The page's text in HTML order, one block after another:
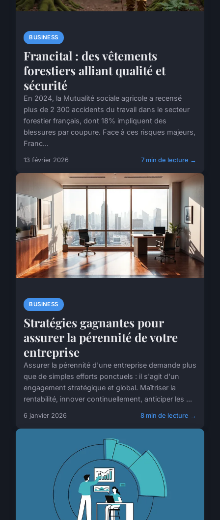
BUSINESS
Francital : des vêtements
forestiers alliant qualité et
sécurité
En 2024, la Mutualité sociale agricole a recensé
plus de 2 300 accidents du travail dans le secteur
forestier français, dont 18% impliquent des
blessures par coupure. Face à ces risques majeurs,
Franc...
13 février 2026 7 min de lecture →
BUSINESS
Stratégies gagnantes pour
assurer la pérennité de votre
entreprise
Assurer la pérennité d'une entreprise demande plus
que de simples efforts ponctuels : il s'agit d'un
engagement stratégique et global. Maîtriser la
rentabilité, innover continuellement, anticiper les ...
6 janvier 2026 8 min de lecture →